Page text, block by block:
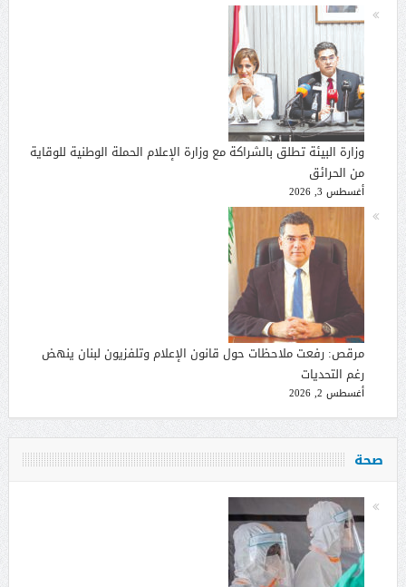
وزارة البيئة تطلق بالشراكة مع وزارة الإعلام الحملة الوطنية للوقاية
من الحرائق
أغسطس 3, 2026
مرقص: رفعت ملاحظات حول قانون الإعلام وتلفزيون لبنان ينهض
رغم التحديات
أغسطس 2, 2026
صحة